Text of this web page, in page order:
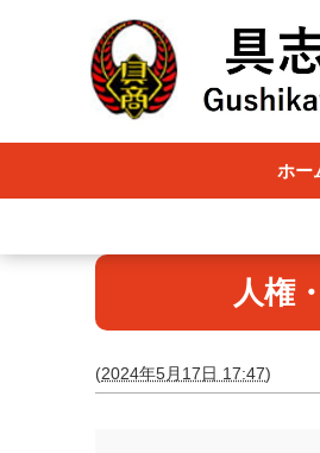
ホー
人権
(2024年5月17日 17:47)